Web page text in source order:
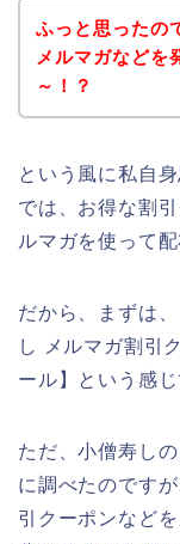
ふっと思ったの
メルマガなどを
～！？
という風に私自
では、お得な割
ルマガを使って
だから、まずは
し メルマガ割引
ール】という感
ただ、小僧寿し
に調べたのです
引クーポンなど